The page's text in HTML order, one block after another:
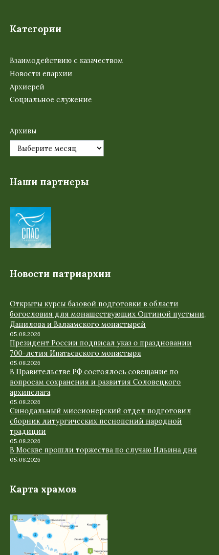
Категории
Взаимодействию с казачеством
Новости епархии
Архиерей
Социальное служение
Архивы
Наши партнеры
Новости патриархии
Открыты курсы базовой подготовки в области
богословия для монашествующих Оптиной пустыни,
Данилова и Валаамского монастырей
05.08.2026
Президент России подписал указ о праздновании
700-летия Ипатьевского монастыря
05.08.2026
В Правительстве РФ состоялось совещание по
вопросам сохранения и развития Соловецкого
архипелага
05.08.2026
Синодальный миссионерский отдел подготовил
сборник литургических песнопений народной
традиции
05.08.2026
В Москве прошли торжества по случаю Ильина дня
05.08.2026
Карта храмов